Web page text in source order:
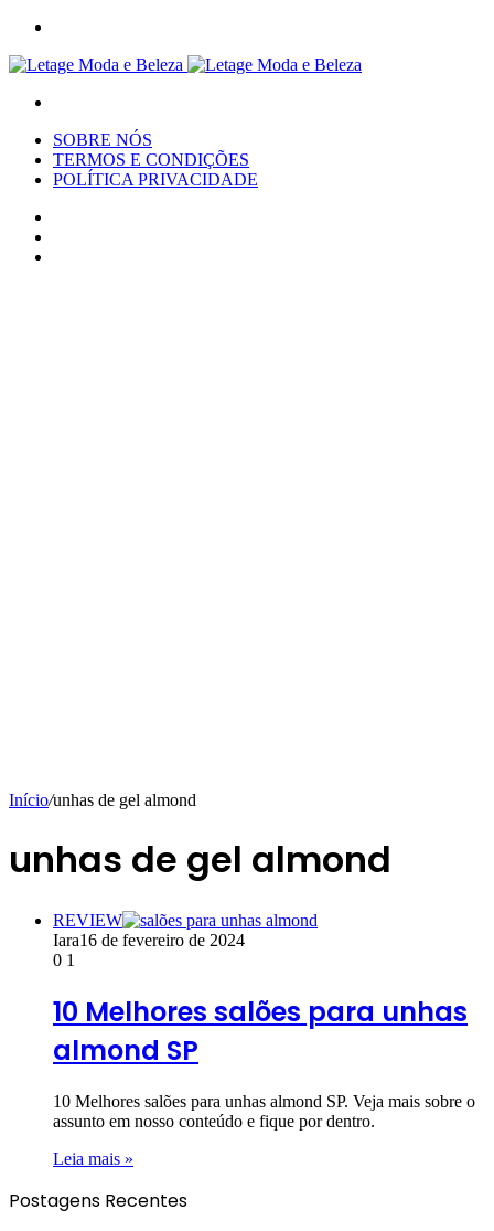
SOBRE NÓS
TERMOS E CONDIÇÕES
POLÍTICA PRIVACIDADE
Início/unhas de gel almond
unhas de gel almond
REVIEW
Iara16 de fevereiro de 2024
0 1
10 Melhores salões para unhas
almond SP
10 Melhores salões para unhas almond SP. Veja mais sobre o
assunto em nosso conteúdo e fique por dentro.
Leia mais »
Postagens Recentes